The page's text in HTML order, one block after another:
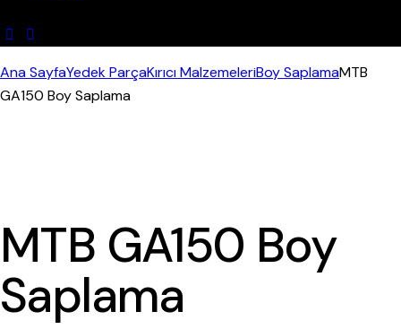
Ana SayfaYedek ParçaKırıcı MalzemeleriBoy SaplamaMTB
GA150 Boy Saplama
MTB GA150 Boy
Saplama